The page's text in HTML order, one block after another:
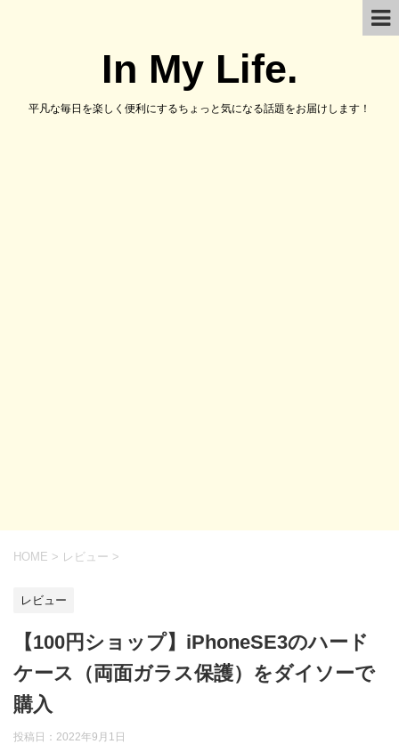
In My Life.
平凡な毎日を楽しく便利にするちょっと気になる話題をお届けします！
HOME > レビュー >
レビュー
【100円ショップ】iPhoneSE3のハード
ケース（両面ガラス保護）をダイソーで
購入
投稿日： 2022年9月1日